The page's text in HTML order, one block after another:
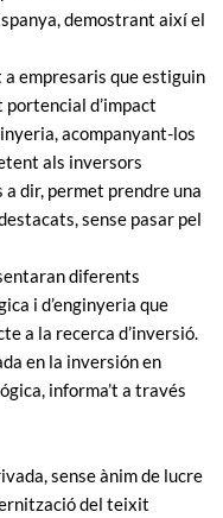
demostrant així el
empresaris que estiguin
portencial d’impact
acompanyant-los
als inversors
dir, permet prendre una
sense pasar pel
diferents
i d’enginyeria que
a la recerca d’inversió.
en la inversión en
informa’t a través
sense ànim de lucre
del teixit